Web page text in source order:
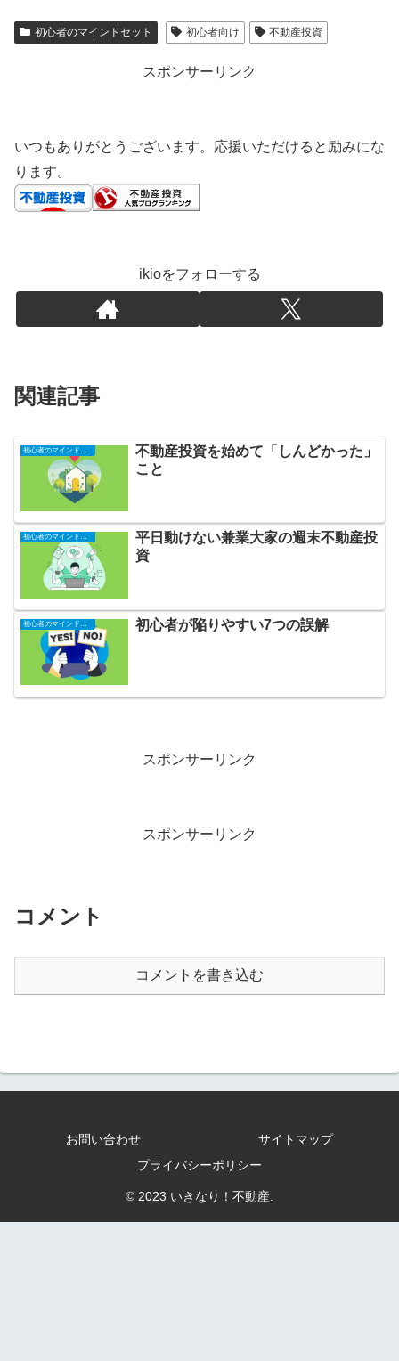
初心者のマインドセット 初心者向け 不動産投資
スポンサーリンク
いつもありがとうございます。応援いただけると励みにな
ります。
ikioをフォローする
関連記事
不動産投資を始めて「しんどかった」
こと
初心者のマインドセット
平日動けない兼業大家の週末不動産投
資
初心者のマインドセット 初心者が陥りやすい7つの誤解
スポンサーリンク
スポンサーリンク
コメント
コメントを書き込む
お問い合わせ
サイトマップ
プライバシーポリシー
© 2023 いきなり！不動産.